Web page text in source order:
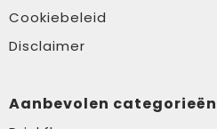
Cookiebeleid
Disclaimer
Aanbevolen categorieën